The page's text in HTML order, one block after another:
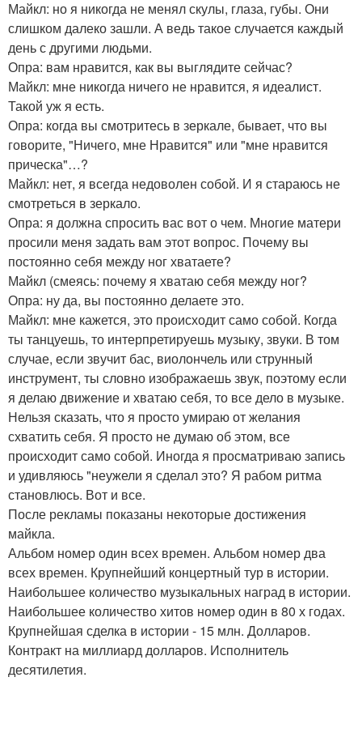
Майкл: но я никогда не менял скулы, глаза, губы. Они
слишком далеко зашли. А ведь такое случается каждый
день с другими людьми.
Опра: вам нравится, как вы выглядите сейчас?
Майкл: мне никогда ничего не нравится, я идеалист.
Такой уж я есть.
Опра: когда вы смотритесь в зеркале, бывает, что вы
говорите, "Ничего, мне Нравится" или "мне нравится
прическа"…?
Майкл: нет, я всегда недоволен собой. И я стараюсь не
смотреться в зеркало.
Опра: я должна спросить вас вот о чем. Многие матери
просили меня задать вам этот вопрос. Почему вы
постоянно себя между ног хватаете?
Майкл (смеясь: почему я хватаю себя между ног?
Опра: ну да, вы постоянно делаете это.
Майкл: мне кажется, это происходит само собой. Когда
ты танцуешь, то интерпретируешь музыку, звуки. В том
случае, если звучит бас, виолончель или струнный
инструмент, ты словно изображаешь звук, поэтому если
я делаю движение и хватаю себя, то все дело в музыке.
Нельзя сказать, что я просто умираю от желания
схватить себя. Я просто не думаю об этом, все
происходит само собой. Иногда я просматриваю запись
и удивляюсь "неужели я сделал это? Я рабом ритма
становлюсь. Вот и все.
После рекламы показаны некоторые достижения
майкла.
Альбом номер один всех времен. Альбом номер два
всех времен. Крупнейший концертный тур в истории.
Наибольшее количество музыкальных наград в истории.
Наибольшее количество хитов номер один в 80 х годах.
Крупнейшая сделка в истории - 15 млн. Долларов.
Контракт на миллиард долларов. Исполнитель
десятилетия.